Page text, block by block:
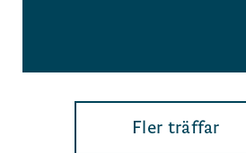
Fler träffar